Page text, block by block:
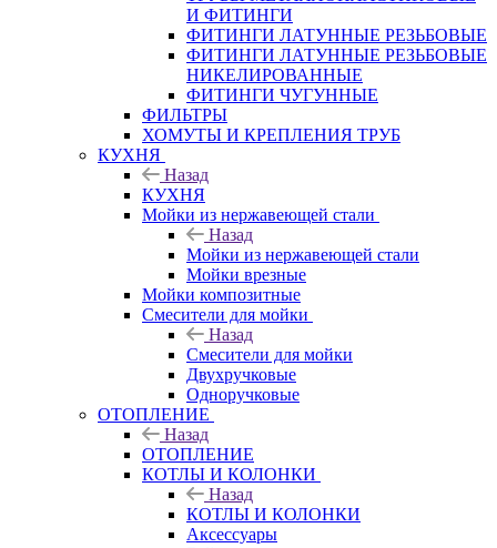
И ФИТИНГИ
ФИТИНГИ ЛАТУННЫЕ РЕЗЬБОВЫЕ
ФИТИНГИ ЛАТУННЫЕ РЕЗЬБОВЫЕ
НИКЕЛИРОВАННЫЕ
ФИТИНГИ ЧУГУННЫЕ
ФИЛЬТРЫ
ХОМУТЫ И КРЕПЛЕНИЯ ТРУБ
КУХНЯ
Назад
КУХНЯ
Мойки из нержавеющей стали
Назад
Мойки из нержавеющей стали
Мойки врезные
Мойки композитные
Смесители для мойки
Назад
Смесители для мойки
Двухручковые
Одноручковые
ОТОПЛЕНИЕ
Назад
ОТОПЛЕНИЕ
КОТЛЫ И КОЛОНКИ
Назад
КОТЛЫ И КОЛОНКИ
Аксессуары